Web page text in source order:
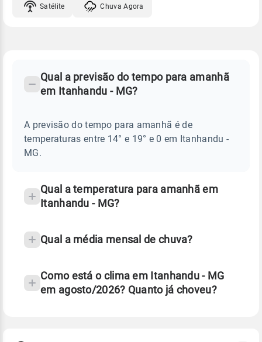
Satélite Chuva Agora
ITANHANDU
Perguntas
sobre
chuva
Qual a previsão do tempo para amanhã
em Itanhandu - MG?
A previsão do tempo para amanhã é de
temperaturas entre 14° e 19° e 0 em Itanhandu -
MG.
Qual a temperatura para amanhã em
Itanhandu - MG?
Qual a média mensal de chuva?
Como está o clima em Itanhandu - MG
em agosto/2026? Quanto já choveu?